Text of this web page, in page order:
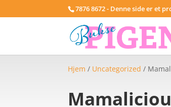
7876 8672 - Denne side er et
Hjem / Uncategorized /